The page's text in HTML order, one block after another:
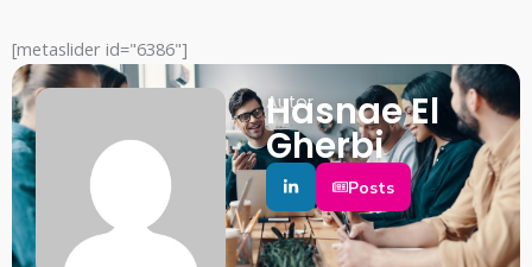
[metaslider id="6386"]
Autor
Hasnae El
Gherbi
Posts